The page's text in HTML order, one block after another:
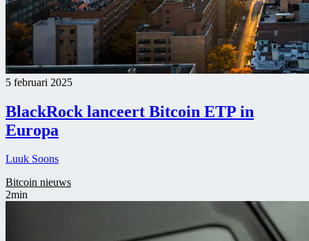
5 februari 2025
BlackRock lanceert Bitcoin ETP in
Europa
Luuk Soons
Bitcoin nieuws
2min